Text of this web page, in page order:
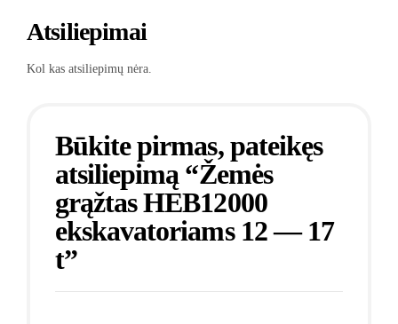
Atsiliepimai
Kol kas atsiliepimų nėra.
Būkite pirmas, pateikęs
atsiliepimą “Žemės
grąžtas HEB12000
ekskavatoriams 12 — 17
t”